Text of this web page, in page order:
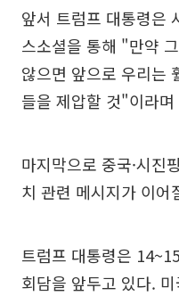
앞서 트럼프 대통령은
스소셜을 통해 "만약
않으면 앞으로 우리는
들을 제압할 것"이라
마지막으로 중국·시진
치 관련 메시지가 이어
트럼프 대통령은
회담을 앞두고 있다.